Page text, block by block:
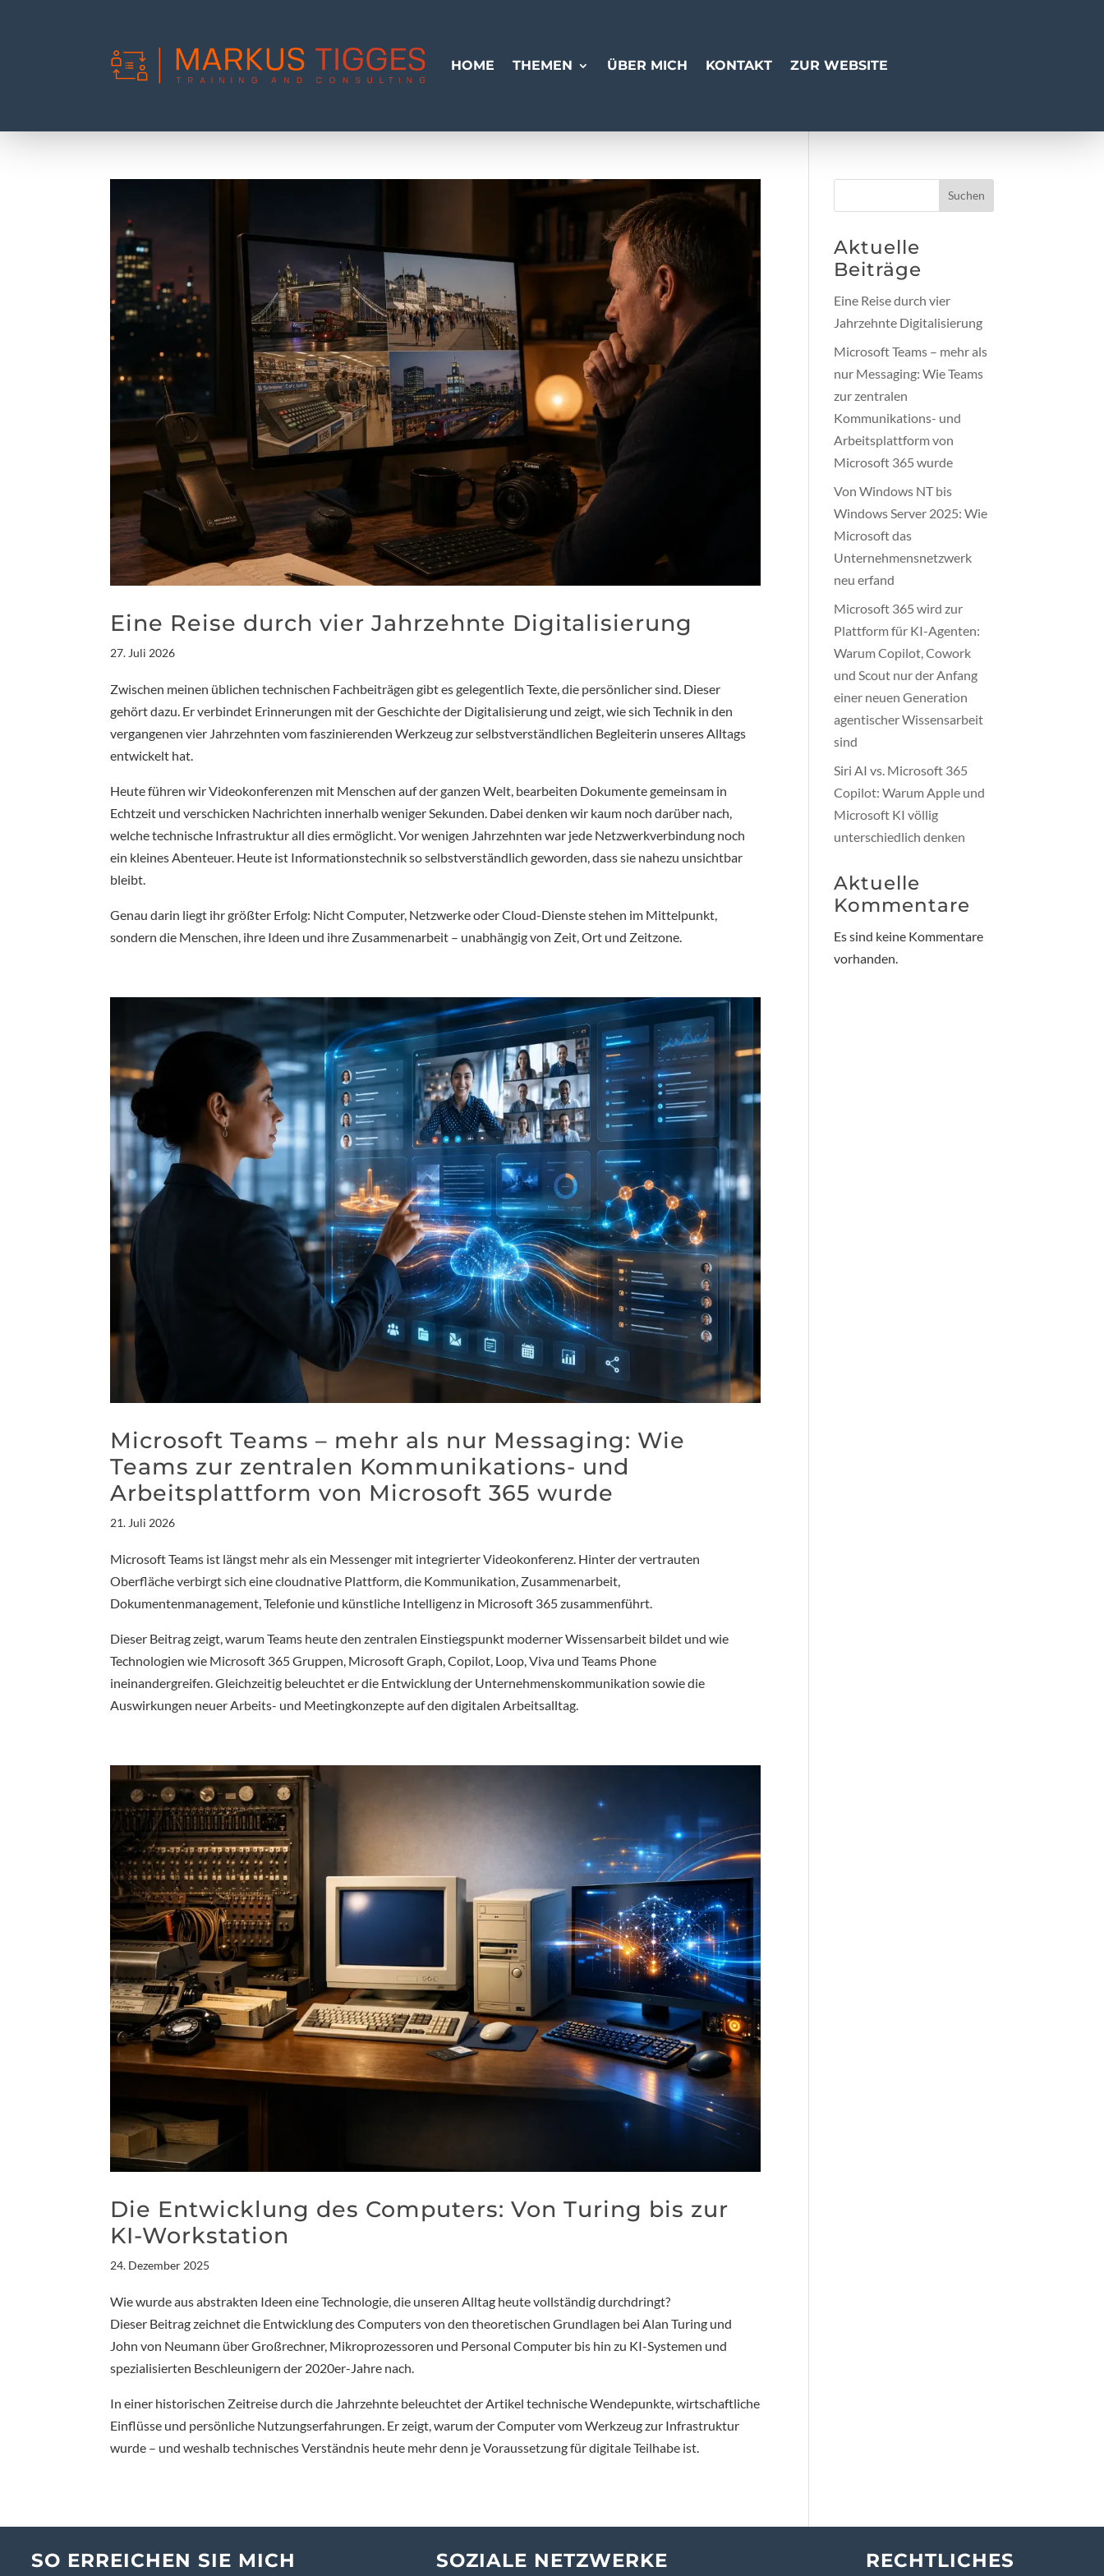
HOME THEMEN ÜBER MICH KONTAKT ZUR WEBSITE
Eine Reise durch vier Jahrzehnte Digitalisierung
27. Juli 2026
Zwischen meinen üblichen technischen Fachbeiträgen gibt es gelegentlich Texte, die persönlicher sind. Dieser
gehört dazu. Er verbindet Erinnerungen mit der Geschichte der Digitalisierung und zeigt, wie sich Technik in den
vergangenen vier Jahrzehnten vom faszinierenden Werkzeug zur selbstverständlichen Begleiterin unseres Alltags
entwickelt hat.
Heute führen wir Videokonferenzen mit Menschen auf der ganzen Welt, bearbeiten Dokumente gemeinsam in
Echtzeit und verschicken Nachrichten innerhalb weniger Sekunden. Dabei denken wir kaum noch darüber nach,
welche technische Infrastruktur all dies ermöglicht. Vor wenigen Jahrzehnten war jede Netzwerkverbindung noch
ein kleines Abenteuer. Heute ist Informationstechnik so selbstverständlich geworden, dass sie nahezu unsichtbar
bleibt.
Genau darin liegt ihr größter Erfolg: Nicht Computer, Netzwerke oder Cloud-Dienste stehen im Mittelpunkt,
sondern die Menschen, ihre Ideen und ihre Zusammenarbeit – unabhängig von Zeit, Ort und Zeitzone.
Microsoft Teams – mehr als nur Messaging: Wie
Teams zur zentralen Kommunikations- und
Arbeitsplattform von Microsoft 365 wurde
21. Juli 2026
Microsoft Teams ist längst mehr als ein Messenger mit integrierter Videokonferenz. Hinter der vertrauten
Oberfläche verbirgt sich eine cloudnative Plattform, die Kommunikation, Zusammenarbeit,
Dokumentenmanagement, Telefonie und künstliche Intelligenz in Microsoft 365 zusammenführt.
Dieser Beitrag zeigt, warum Teams heute den zentralen Einstiegspunkt moderner Wissensarbeit bildet und wie
Technologien wie Microsoft 365 Gruppen, Microsoft Graph, Copilot, Loop, Viva und Teams Phone
ineinandergreifen. Gleichzeitig beleuchtet er die Entwicklung der Unternehmenskommunikation sowie die
Auswirkungen neuer Arbeits- und Meetingkonzepte auf den digitalen Arbeitsalltag.
Die Entwicklung des Computers: Von Turing bis zur
KI-Workstation
24. Dezember 2025
Wie wurde aus abstrakten Ideen eine Technologie, die unseren Alltag heute vollständig durchdringt?
Dieser Beitrag zeichnet die Entwicklung des Computers von den theoretischen Grundlagen bei Alan Turing und
John von Neumann über Großrechner, Mikroprozessoren und Personal Computer bis hin zu KI-Systemen und
spezialisierten Beschleunigern der 2020er-Jahre nach.
In einer historischen Zeitreise durch die Jahrzehnte beleuchtet der Artikel technische Wendepunkte, wirtschaftliche
Einflüsse und persönliche Nutzungserfahrungen. Er zeigt, warum der Computer vom Werkzeug zur Infrastruktur
wurde – und weshalb technisches Verständnis heute mehr denn je Voraussetzung für digitale Teilhabe ist.
Suchen
Aktuelle
Beiträge
Eine Reise durch vier
Jahrzehnte Digitalisierung
Microsoft Teams – mehr als
nur Messaging: Wie Teams
zur zentralen
Kommunikations- und
Arbeitsplattform von
Microsoft 365 wurde
Von Windows NT bis
Windows Server 2025: Wie
Microsoft das
Unternehmensnetzwerk
neu erfand
Microsoft 365 wird zur
Plattform für KI-Agenten:
Warum Copilot, Cowork
und Scout nur der Anfang
einer neuen Generation
agentischer Wissensarbeit
sind
Siri AI vs. Microsoft 365
Copilot: Warum Apple und
Microsoft KI völlig
unterschiedlich denken
Aktuelle
Kommentare
Es sind keine Kommentare
vorhanden.
SO ERREICHEN SIE MICH SOZIALE NETZWERKE RECHTLICHES